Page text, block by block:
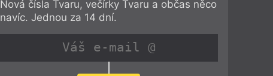
Nová čísla Tvaru, večírky Tvaru a občas něco
navíc. Jednou za 14 dní.